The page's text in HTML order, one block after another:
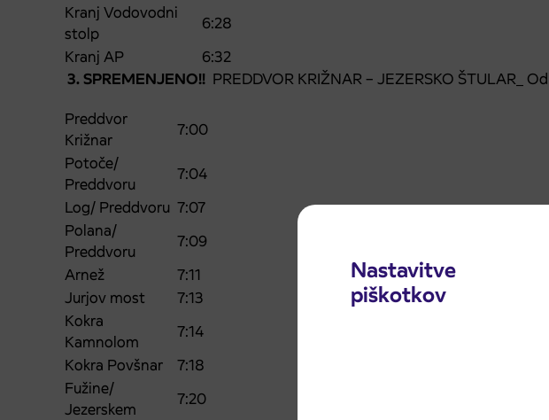
Nastavitve
piškotkov
Kranj Vodovodni
stolp
6:28
Kranj AP
6:32
3. SPREMENJENO!! PREDDVOR KRIŽNAR – JEZERSKO ŠTULAR_
Preddvor
Križnar
7:00
Potoče/
Preddvoru
7:04
Log/ Preddvoru 7:07
Polana/
Preddvoru
7:09
Arnež
7:11
Jurjov most
7:13
Kokra
Kamnolom
7:14
Kokra Povšnar
7:18
Fužine/
Jezerskem
7:20